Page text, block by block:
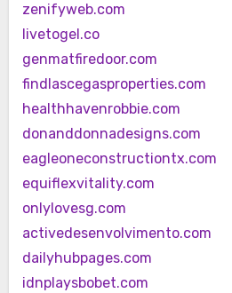
zenifyweb.com
livetogel.co
genmatfiredoor.com
findlascegasproperties.com
healthhavenrobbie.com
donanddonnadesigns.com
eagleoneconstructiontx.com
equiflexvitality.com
onlylovesg.com
activedesenvolvimento.com
dailyhubpages.com
idnplaysbobet.com